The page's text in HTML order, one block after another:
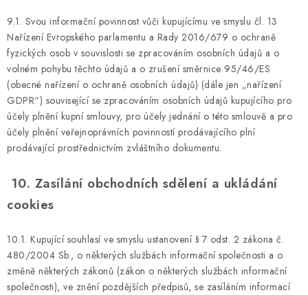
9.1. Svou informační povinnost vůči kupujícímu ve smyslu čl. 13
Nařízení Evropského parlamentu a Rady 2016/679 o ochraně
fyzických osob v souvislosti se zpracováním osobních údajů a o
volném pohybu těchto údajů a o zrušení směrnice 95/46/ES
(obecné nařízení o ochraně osobních údajů) (dále jen „nařízení
GDPR“) související se zpracováním osobních údajů kupujícího pro
účely plnění kupní smlouvy, pro účely jednání o této smlouvě a pro
účely plnění veřejnoprávních povinností prodávajícího plní
prodávající prostřednictvím zvláštního dokumentu.
10. Zasílání obchodních sdělení a ukládání
cookies
10.1. Kupující souhlasí ve smyslu ustanovení § 7 odst. 2 zákona č.
480/2004 Sb., o některých službách informační společnosti a o
změně některých zákonů (zákon o některých službách informační
společnosti), ve znění pozdějších předpisů, se zasíláním informací